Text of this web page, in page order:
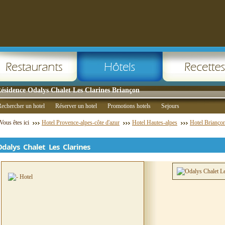
Odalys Chalet Les Clarines Briançon
un hotel Réserver un hotel Promotions hotels Sejours
Vous êtes ici Hotel Provence-alpes-côte d'azur Hotel Hautes-alpes Hotel
Chalet Les Clarines